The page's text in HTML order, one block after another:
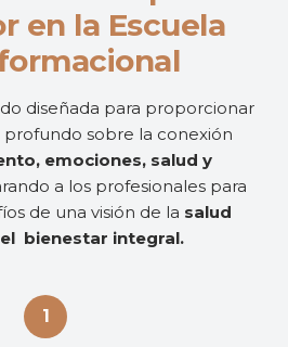
en la Escuela
diseñada para proporcionar
sobre la conexión
emociones, salud y
a los profesionales para
de una visión de la salud
bienestar integral.